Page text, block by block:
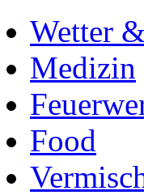
Wetter
Medizin
Food